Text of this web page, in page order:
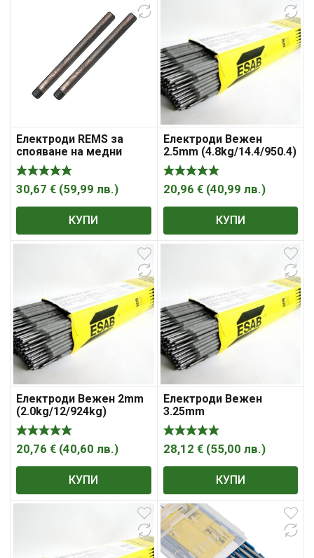
Електроди REMS за
спояване на медни
тръби комплект ф 10
мм, 120 мм, 900 °C
30,67 € (59,99 лв.)
КУПИ
Електроди Вежен
2.5mm (4.8kg/14.4/950.4)
20,96 € (40,99 лв.)
КУПИ
Електроди Вежен 2mm
(2.0kg/12/924kg)
20,76 € (40,60 лв.)
КУПИ
Електроди Вежен
3.25mm
(4.7kg/14.1/930.6)
28,12 € (55,00 лв.)
КУПИ